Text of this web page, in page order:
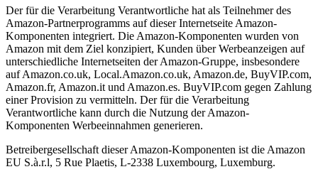
Der für die Verarbeitung Verantwortliche hat als Teilnehmer des
Amazon-Partnerprogramms auf dieser Internetseite Amazon-
Komponenten integriert. Die Amazon-Komponenten wurden von
Amazon mit dem Ziel konzipiert, Kunden über Werbeanzeigen auf
unterschiedliche Internetseiten der Amazon-Gruppe, insbesondere
auf Amazon.co.uk, Local.Amazon.co.uk, Amazon.de, BuyVIP.com,
Amazon.fr, Amazon.it und Amazon.es. BuyVIP.com gegen Zahlung
einer Provision zu vermitteln. Der für die Verarbeitung
Verantwortliche kann durch die Nutzung der Amazon-
Komponenten Werbeeinnahmen generieren.
Betreibergesellschaft dieser Amazon-Komponenten ist die Amazon
EU S.à.r.l, 5 Rue Plaetis, L-2338 Luxembourg, Luxemburg.